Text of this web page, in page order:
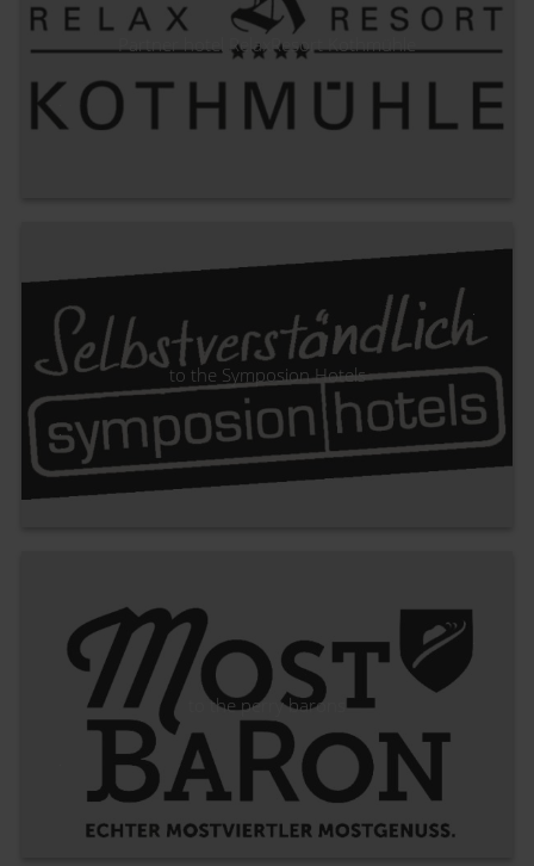
Partner hotel RelaxResort Kothmühle
to the Symposion Hotels
to the perry barons